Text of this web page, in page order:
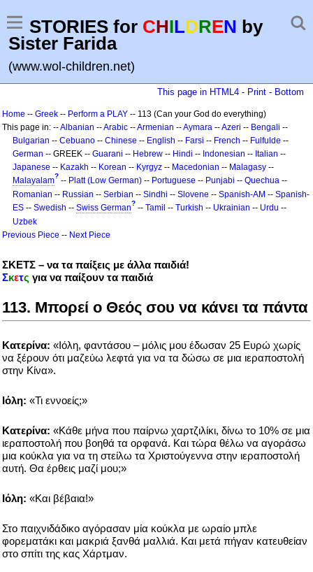
STORIES for CHILDREN by
Sister Farida
(www.wol-children.net)
This page in HTML4 - Print - Bottom
Home -- Greek -- Perform a PLAY -- 113 (Can your God do everything)
This page in: --Albanian --Arabic --Armenian --Aymara --Azeri -- Bengali --
Bulgarian -- Cebuano -- Chinese -- English -- Farsi -- French -- Fulfulde --
German -- GREEK -- Guarani -- Hebrew -- Hindi -- Indonesian -- Italian --
Japanese -- Kazakh -- Korean -- Kyrgyz -- Macedonian -- Malagasy --
Malayalam? -- Platt (Low German) -- Portuguese -- Punjabi -- Quechua --
Romanian -- Russian -- Serbian -- Sindhi -- Slovene -- Spanish-AM -- Spanish-
ES -- Swedish -- Swiss German? -- Tamil -- Turkish -- Ukrainian -- Urdu --
Uzbek
Previous Piece -- Next Piece
ΣΚΕΤΣ – να τα παίξεις με άλλα παιδιά!
Σκετς για να παίξουν τα παιδιά
113. Μπορεί ο Θεός σου να κάνει τα πάντα
Κατερίνα: «Ιόλη, φαντάσου – μόλις μου έδωσαν 25 Ευρώ χωρίς
να ξέρουν ότι μαζεύω λεφτά για να τα δώσω σε μια ιεραποστολή
στην Κίνα».
Ιόλη: «Τι εννοείς;»
Κατερίνα: «Κάθε μήνα που παίρνω χαρτζιλίκι, δίνω το 10% σε μια
ιεραποστολή που βοηθά τα ορφανά. Και τώρα θέλω να αγοράσω
μια κούκλα για να τη στείλω τα Χριστούγεννα στην ιεραποστολή
αυτή. Θα έρθεις μαζί μου;»
Ιόλη: «Και βέβαια!»
Στο παιχνιδάδικο αγόρασαν μία κούκλα με ωραίο μπλε
φορεματάκι και μακριά ξανθά μαλλιά. Και μετά πήγαν κατευθείαν
στο σπίτι της κας Χάρτμαν.